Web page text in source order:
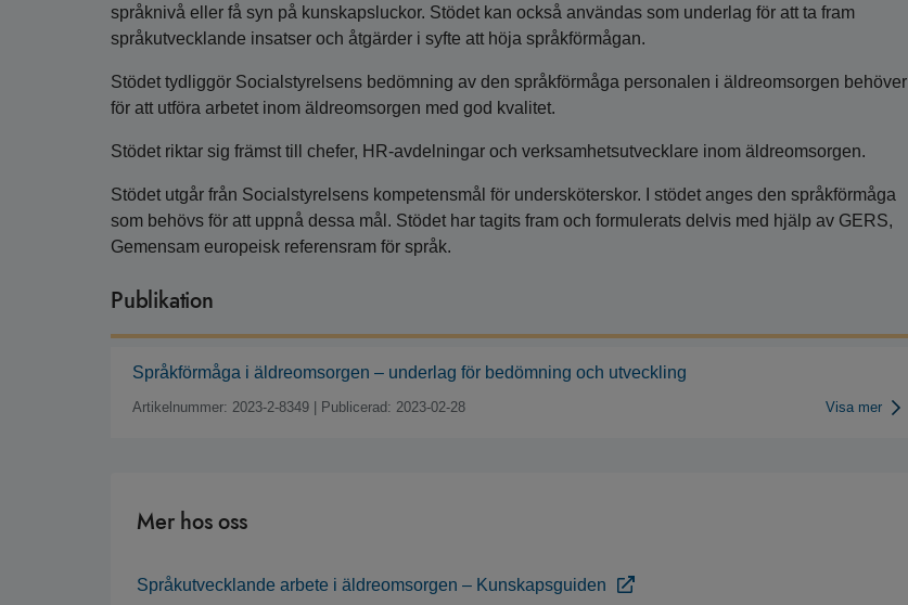
språknivå eller få syn på kunskapsluckor. Stödet kan också användas som underlag för att ta fram
språkutvecklande insatser och åtgärder i syfte att höja språkförmågan.
Stödet tydliggör Socialstyrelsens bedömning av den språkförmåga personalen i äldreomsorgen behöver
för att utföra arbetet inom äldreomsorgen med god kvalitet.
Stödet riktar sig främst till chefer, HR-avdelningar och verksamhetsutvecklare inom äldreomsorgen.
Stödet utgår från Socialstyrelsens kompetensmål för undersköterskor. I stödet anges den språkförmåga
som behövs för att uppnå dessa mål. Stödet har tagits fram och formulerats delvis med hjälp av GERS,
Gemensam europeisk referensram för språk.
Publikation
Språkförmåga i äldreomsorgen – underlag för bedömning och utveckling
Artikelnummer: 2023-2-8349 Publicerad: 2023-02-28 Visa mer
Mer hos oss
Språkutvecklande arbete i äldreomsorgen – Kunskapsguiden